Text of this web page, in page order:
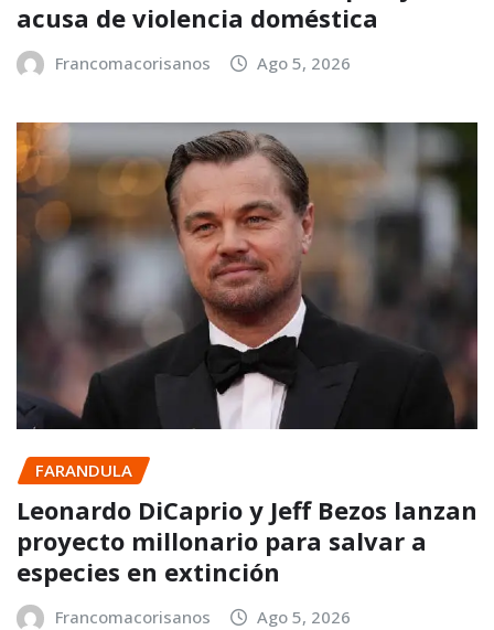
acusa de violencia doméstica
Francomacorisanos Ago 5, 2026
FARANDULA
Leonardo DiCaprio y Jeff Bezos lanzan
proyecto millonario para salvar a
especies en extinción
Francomacorisanos Ago 5, 2026